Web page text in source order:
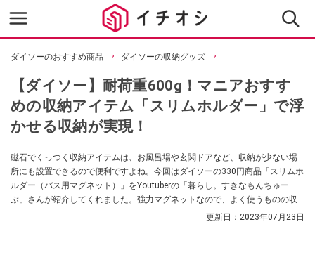
ダイソーのおすすめ商品 ダイソーの収納グッズ
【ダイソー】耐荷重600g！マニアおすす
めの収納アイテム「スリムホルダー」で浮
かせる収納が実現！
磁石でくっつく収納アイテムは、お風呂場や玄関ドアなど、収納が少ない場
所にも設置できるので便利ですよね。今回はダイソーの330円商品「スリムホ
ルダー（バス用マグネット）」をYoutuberの「暮らし。すきなもんちゅー
ぶ」さんが紹介してくれました。強力マグネットなので、よく使うものの収
更新日： 2023年07月23日